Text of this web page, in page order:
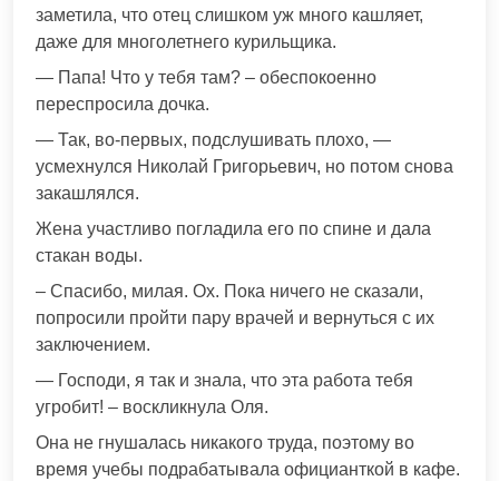
заметила, что отец слишком уж много кашляет,
даже для многолетнего курильщика.
— Папа! Что у тебя там? – обеспокоенно
переспросила дочка.
— Так, во-первых, подслушивать плохо, —
усмехнулся Николай Григорьевич, но потом снова
закашлялся.
Жена участливо погладила его по спине и дала
стакан воды.
– Спасибо, милая. Ох. Пока ничего не сказали,
попросили пройти пару врачей и вернуться с их
заключением.
— Господи, я так и знала, что эта работа тебя
угробит! – воскликнула Оля.
Она не гнушалась никакого труда, поэтому во
время учебы подрабатывала официанткой в кафе.